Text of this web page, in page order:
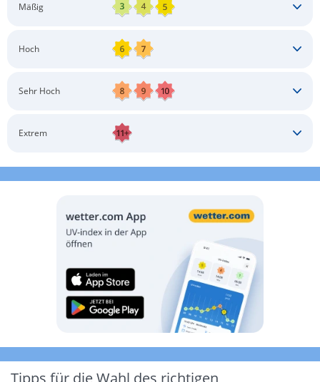
Mäßig
Langärmlige Bekleidung
Hoch
Langärmlige Bekleidung
Sonnenbrille
Sehr Hoch
Langärmlige Bekleidung
Extrem
Tipps für die Wahl des richtigen